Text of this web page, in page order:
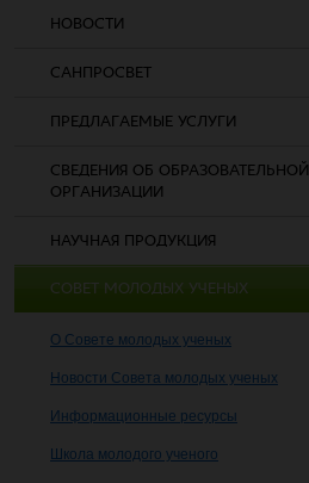
НОВОСТИ
САНПРОСВЕТ
ПРЕДЛАГАЕМЫЕ УСЛУГИ
СВЕДЕНИЯ ОБ ОБРАЗОВАТЕЛЬНОЙ
ОРГАНИЗАЦИИ
НАУЧНАЯ ПРОДУКЦИЯ
СОВЕТ МОЛОДЫХ УЧЕНЫХ
О Совете молодых ученых
Новости Совета молодых ученых
Информационные ресурсы
Школа молодого ученого